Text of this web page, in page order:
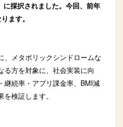
に採択されました。今回、前年
ます。
、メタボリックシンドロームな
る方を対象に、社会実装に向
継続率・アプリ課金率、BMI減
検証します。